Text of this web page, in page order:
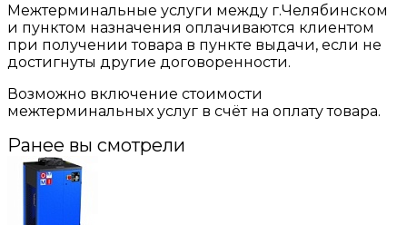
Межтерминальные услуги между г.Челябинском
и пунктом назначения оплачиваются клиентом
при получении товара в пункте выдачи, если не
достигнуты другие договоренности.
Возможно включение стоимости
межтерминальных услуг в счёт на оплату товара.
Ранее вы смотрели